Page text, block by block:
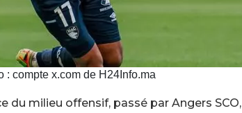
: compte x.com de H24Info.ma
du milieu offensif, passé par Angers